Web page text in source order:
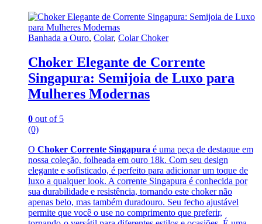
Banhada a Ouro, Colar, Colar Choker
Choker Elegante de Corrente
Singapura: Semijoia de Luxo para
Mulheres Modernas
0 out of 5
(0)
O Choker Corrente Singapura é uma peça de destaque em
nossa coleção, folheada em ouro 18k. Com seu design
elegante e sofisticado, é perfeito para adicionar um toque de
luxo a qualquer look. A corrente Singapura é conhecida por
sua durabilidade e resistência, tornando este choker não
apenas belo, mas também duradouro. Seu fecho ajustável
permite que você o use no comprimento que preferir,